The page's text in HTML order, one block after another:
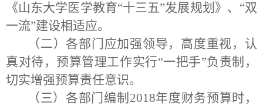
《山东大学医学教育“十三五”发展规划》、“双
一流”建设相适应。
（二）各部门应加强领导，高度重视，认
真对待，预算管理工作实行“一把手”负责制，
切实增强预算责任意识。
（三）各部门编制 2018年度财务预算时，